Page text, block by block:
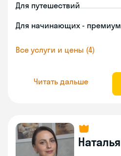
Для путешествий
Для начинающих - премиум
Все услуги и цены (4)
Читать дальше
Наталья